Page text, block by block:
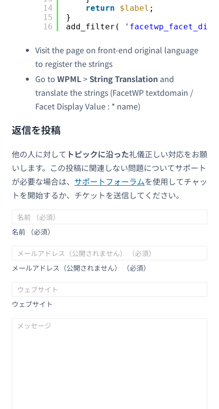
14
15
16
return
$label ;
}
add_filter(
Visit the page on front-end original language
to register the strings
Go to WPML> String Translation and
translate the strings (FacetWP textdomain /
Facet Display Value : * name)
返信を投稿
他の人に対して トピックに沿った礼儀正しい対応をお願
いします。この投稿に関連しない問題についてサポート
が必要な場合は、 サポートフォーラムを使用してチャッ
トを開始するか、チケットを送信してください。
名前 （必須）
メールアドレス（公開されません） （必須）
ウェブサイト